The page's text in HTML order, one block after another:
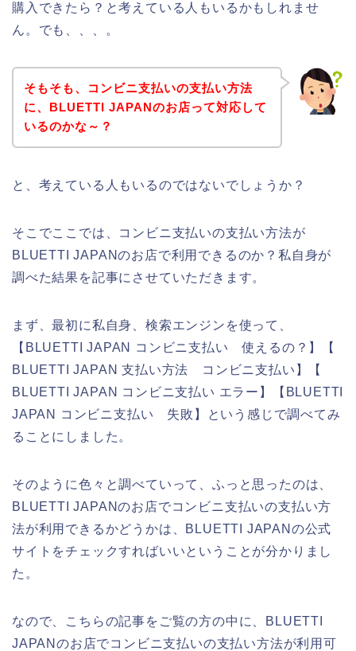
購入できたら？と考えている人もいるかもしれませ
ん。でも、、、。
そもそも、コンビニ支払いの支払い方法
に、BLUETTI JAPANのお店って対応して
いるのかな～？
と、考えている人もいるのではないでしょうか？
そこでここでは、コンビニ支払いの支払い方法が
BLUETTI JAPANのお店で利用できるのか？私自身が
調べた結果を記事にさせていただきます。
まず、最初に私自身、検索エンジンを使って、
【BLUETTI JAPAN コンビニ支払い 使えるの？】【
BLUETTI JAPAN 支払い方法 コンビニ支払い】【
BLUETTI JAPAN コンビニ支払い エラー】【BLUETTI
JAPAN コンビニ支払い 失敗】という感じで調べてみ
ることにしました。
そのように色々と調べていって、ふっと思ったのは、
BLUETTI JAPANのお店でコンビニ支払いの支払い方
法が利用できるかどうかは、BLUETTI JAPANの公式
サイトをチェックすればいいということが分かりまし
た。
なので、こちらの記事をご覧の方の中に、BLUETTI
JAPANのお店でコンビニ支払いの支払い方法が利用可